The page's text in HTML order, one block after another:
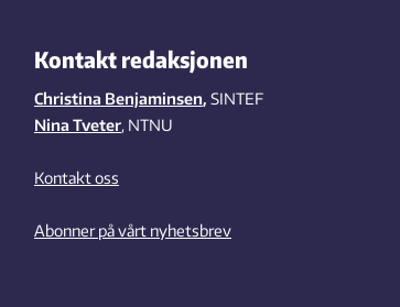
Kontakt redaksjonen
Christina Benjaminsen, SINTEF
Nina Tveter, NTNU
Kontakt oss
Abonner på vårt nyhetsbrev